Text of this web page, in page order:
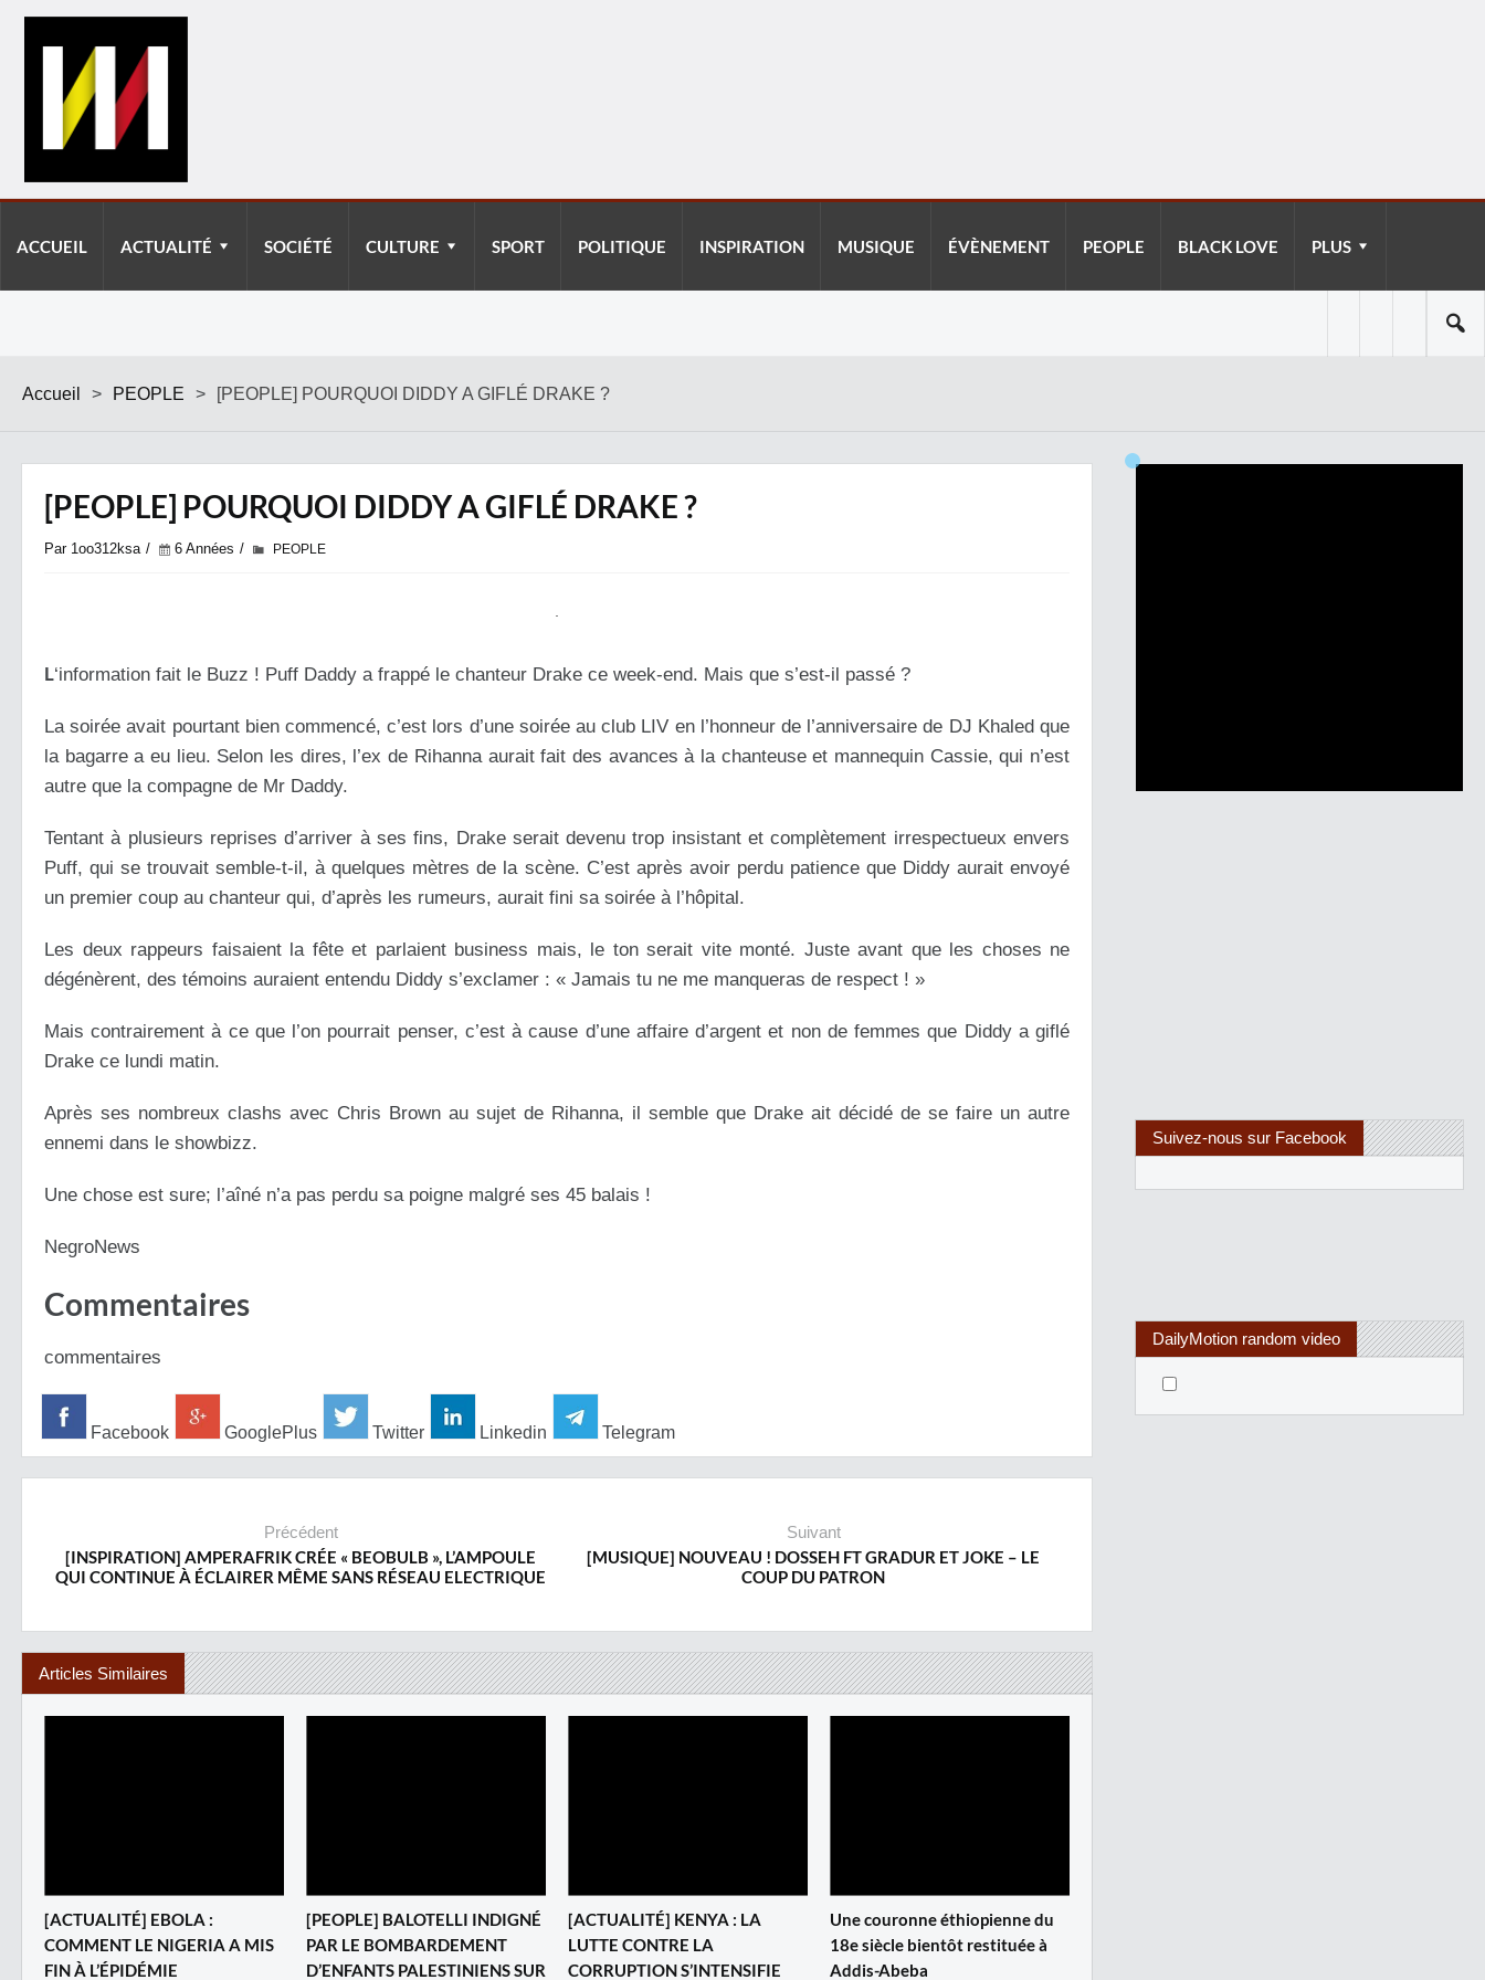
ACCUEIL ACTUALITÉ SOCIÉTÉ CULTURE SPORT POLITIQUE INSPIRATION MUSIQUE ÉVÈNEMENT PEOPLE BLACK LOVE PLUS
Accueil > PEOPLE > [PEOPLE] POURQUOI DIDDY A GIFLÉ DRAKE ?
[PEOPLE] POURQUOI DIDDY A GIFLÉ DRAKE ?
Par 1oo312ksa 6 Années PEOPLE
L‘information fait le Buzz ! Puff Daddy a frappé le chanteur Drake ce week-end. Mais que s’est-il passé ?
La soirée avait pourtant bien commencé, c’est lors d’une soirée au club LIV en l’honneur de l’anniversaire de DJ Khaled que
la bagarre a eu lieu. Selon les dires, l’ex de Rihanna aurait fait des avances à la chanteuse et mannequin Cassie, qui n’est
autre que la compagne de Mr Daddy.
Tentant à plusieurs reprises d’arriver à ses fins, Drake serait devenu trop insistant et complètement irrespectueux envers
Puff, qui se trouvait semble-t-il, à quelques mètres de la scène. C’est après avoir perdu patience que Diddy aurait envoyé
un premier coup au chanteur qui, d’après les rumeurs, aurait fini sa soirée à l’hôpital.
Les deux rappeurs faisaient la fête et parlaient business mais, le ton serait vite monté. Juste avant que les choses ne
dégénèrent, des témoins auraient entendu Diddy s’exclamer : « Jamais tu ne me manqueras de respect ! »
Mais contrairement à ce que l’on pourrait penser, c’est à cause d’une affaire d’argent et non de femmes que Diddy a giflé
Drake ce lundi matin.
Après ses nombreux clashs avec Chris Brown au sujet de Rihanna, il semble que Drake ait décidé de se faire un autre
ennemi dans le showbizz.
Une chose est sure; l’aîné n’a pas perdu sa poigne malgré ses 45 balais !
NegroNews
Commentaires
commentaires
Facebook GooglePlus Twitter Linkedin Telegram
Précédent
[INSPIRATION] AMPERAFRIK CRÉE « BEOBULB », L’AMPOULE
QUI CONTINUE À ÉCLAIRER MÊME SANS RÉSEAU ELECTRIQUE
Suivant
[MUSIQUE] NOUVEAU ! DOSSEH FT GRADUR ET JOKE – LE
COUP DU PATRON
Articles Similaires
[ACTUALITÉ] EBOLA :
COMMENT LE NIGERIA A MIS
FIN À L’ÉPIDÉMIE
[PEOPLE] BALOTELLI INDIGNÉ
PAR LE BOMBARDEMENT
D’ENFANTS PALESTINIENS SUR
[ACTUALITÉ] KENYA : LA
LUTTE CONTRE LA
CORRUPTION S’INTENSIFIE
Une couronne éthiopienne du
18e siècle bientôt restituée à
Addis-Abeba
Suivez-nous sur Facebook
DailyMotion random video